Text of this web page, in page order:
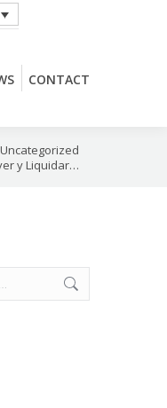
CONTACT
Uncategorized
y Liquidar…